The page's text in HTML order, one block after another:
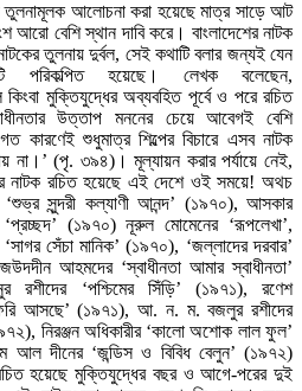
আলোচনা করা হয়েছে মাত্র সাড়ে আট
আরো বেশি স্থান দাবি করে। বাংলাদেশের নাটক
নাটকের তুলনায় দুর্বল, সেই কথাটি বলার জন্যই যেন
পরিকল্পিত হয়েছে। লেখক বলেছেন,
কিংবা মুক্তিযুদ্ধের অব্যবহিত পূর্বে ও পরে রচিত
উত্তাপ মননের চেয়ে আবেগই বেশি
কারণেই শুধুমাত্র শিল্পের বিচারে এসব নাটক
না।’ (পৃ. ৩৯৪)। মূল্যায়ন করার পর্যায়ে নেই,
নাটক রচিত হয়েছে এই দেশে ওই সময়ে! অথচ
‘শুভ্র সুন্দরী কল্যাণী আনন্দ’ (১৯৭০), আসকার
(১৯৭০) নূরুল মোমেনের ‘রূপলেখা’,
সেঁচা মানিক’ (১৯৭০), ‘জল্লাদের দরবার’
আহমদের ‘স্বাধীনতা আমার স্বাধীনতা’
রশীদের ‘পশ্চিমের সিঁড়ি’ (১৯৭১), রণেশ
আসছে’ (১৯৭১), আ. ন. ম. বজলুর রশীদের
নিরঞ্জন অধিকারীর ‘কালো অশোক লাল ফুল’
আল দীনের ‘জন্ডিস ও বিবিধ বেলুন’ (১৯৭২)
হয়েছে মুক্তিযুদ্ধের বছর ও আগে-পরের দুই